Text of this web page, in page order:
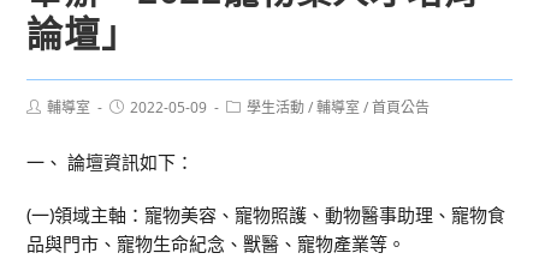
論壇」
Post輔導室
Post2022-05-09
Post學生活動 / 輔導室 / 首頁公告
一、 論壇資訊如下：
(一)領域主軸：寵物美容、寵物照護、動物醫事助理、寵物食
品與門市、寵物生命紀念、獸醫、寵物產業等。